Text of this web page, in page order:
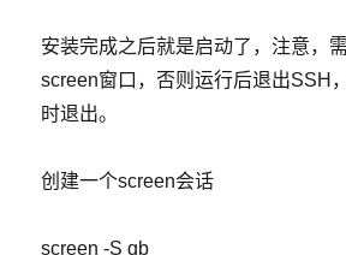
安装完成之后就是启动了，注意，
screen窗口，否则运行后退出SSH
时退出。
创建一个screen会话
screen -S qb